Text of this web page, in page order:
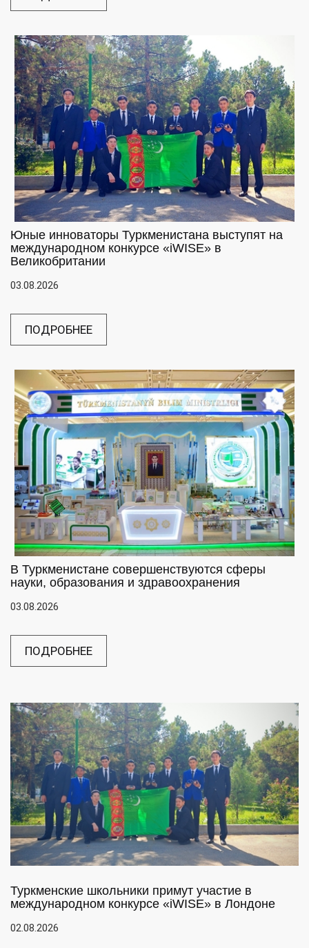
Юные инноваторы Туркменистана выступят на
международном конкурсе «iWISE» в
Великобритании
03.08.2026
ПОДРОБНЕЕ
В Туркменистане совершенствуются сферы
науки, образования и здравоохранения
03.08.2026
ПОДРОБНЕЕ
Туркменские школьники примут участие в
международном конкурсе «iWISE» в Лондоне
02.08.2026